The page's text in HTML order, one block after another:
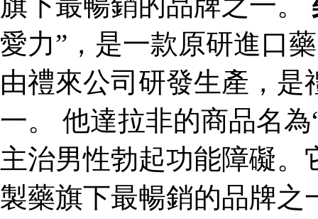
愛力”，是一款原研進口
由禮來公司研發生產，
一。 他達拉非的商品名
主治男性勃起功能障礙
製藥旗下最暢銷的品牌之